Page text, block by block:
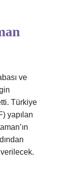
ve
Türkiye
yapılan